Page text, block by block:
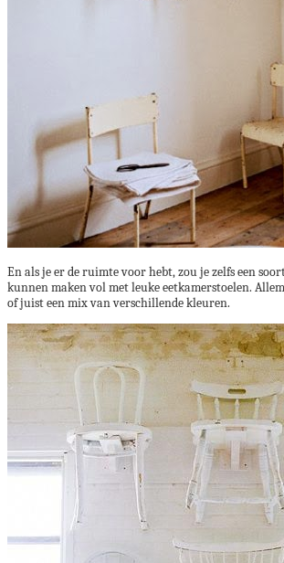
En als je er de ruimte voor hebt, zou je zelfs een
kunnen maken vol met leuke eetkamerstoelen.
of juist een mix van verschillende kleuren.